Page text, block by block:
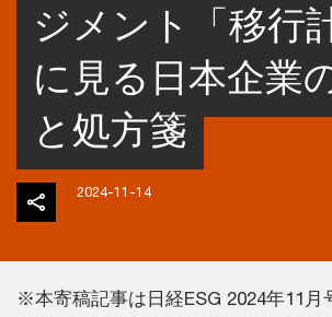
ジメント「移行
に見る日本企業
と処方箋
2024-11-14
※本寄稿記事は日経ESG 2024年11月